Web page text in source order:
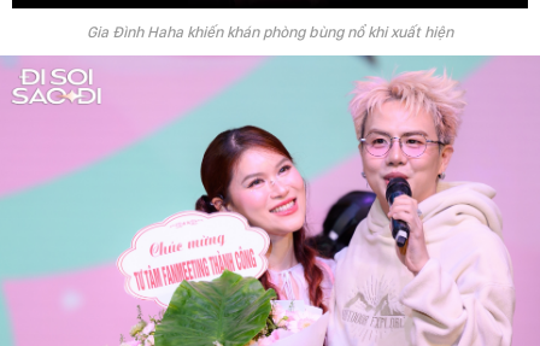
Gia Đình Haha khiến khán phòng bùng nổ khi xuất hiện